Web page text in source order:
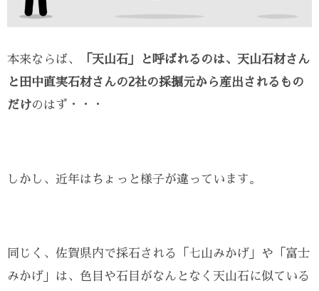
本来ならば、
「天山石」と呼ばれるのは、天山石材さん
と田中直実石材さんの2社の採掘元から産出されるもの
だけのはず・・・
しかし、近年はちょっと様子が違っています。
同じく、佐賀県内で採石される「七山みかげ」や「富士
みかげ」は、色目や石目がなんとなく天山石に似ている